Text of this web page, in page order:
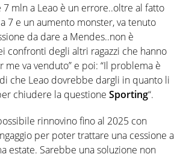
7 mln a Leao è un errore..oltre al fatto
7 e un aumento monster, va tenuto
da dare a Mendes..non è
confronti degli altri ragazzi che hanno
va venduto” e poi: “Il problema è
che Leao dovrebbe dargli in quanto li
chiudere la questione Sporting“.
rinnovino fino al 2025 con
per poter trattare una cessione a
estate. Sarebbe una soluzione non